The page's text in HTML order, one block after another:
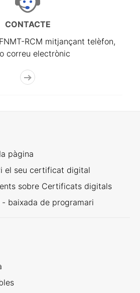
CONTACTE
RCM mitjançant telèfon,
correu electrònic
pàgina
el seu certificat digital
sobre Certificats digitals
baixada de programari